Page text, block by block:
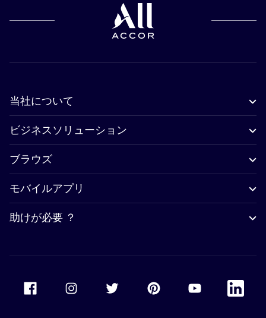
当社について
ビジネスソリューション
ブラウズ
モバイルアプリ
助けが必要 ？
Accor Facebook Accor TwitterAccor PinterestAccor Youtube
Accor